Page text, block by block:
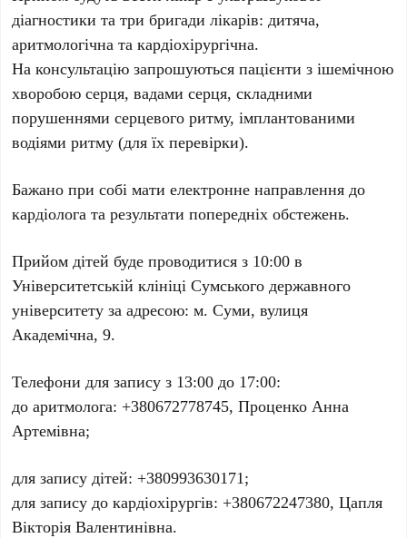
діагностики та три бригади лікарів: дитяча,
аритмологічна та кардіохірургічна.
На консультацію запрошуються пацієнти з ішемічною
хворобою серця, вадами серця, складними
порушеннями серцевого ритму, імплантованими
водіями ритму (для їх перевірки).
Бажано при собі мати електронне направлення до
кардіолога та результати попередніх обстежень.
Прийом дітей буде проводитися з 10:00 в
Університетській клініці Сумського державного
університету за адресою: м. Суми, вулиця
Академічна, 9.
Телефони для запису з 13:00 до 17:00:
до аритмолога: +380672778745, Проценко Анна
Артемівна;
для запису дітей: +380993630171;
для запису до кардіохірургів: +380672247380, Цапля
Вікторія Валентинівна.